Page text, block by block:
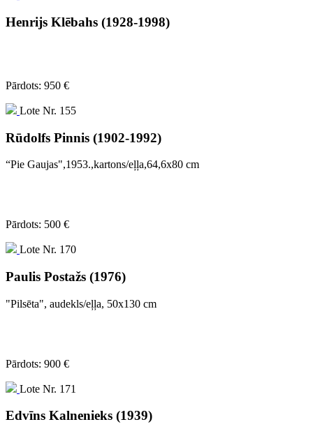
Henrijs Klēbahs (1928-1998)
Pārdots: 950 €
Lote Nr. 155
Rūdolfs Pinnis (1902-1992)
“Pie Gaujas",1953.,kartons/eļļa,64,6x80 cm
Pārdots: 500 €
Lote Nr. 170
Paulis Postažs (1976)
"Pilsēta", audekls/eļļa, 50x130 cm
Pārdots: 900 €
Lote Nr. 171
Edvīns Kalnenieks (1939)